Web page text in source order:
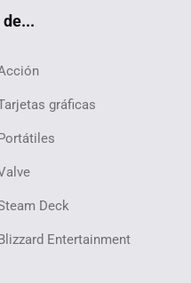
gráficas
Deck
Entertainment